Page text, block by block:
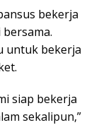
bekerja
untuk bekerja
siap bekerja
sekalipun,”